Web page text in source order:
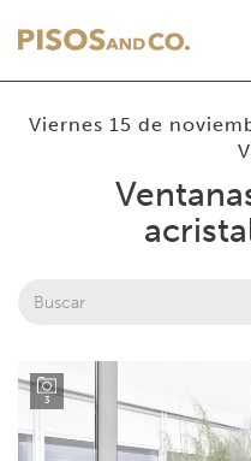
Viernes 15 de
3